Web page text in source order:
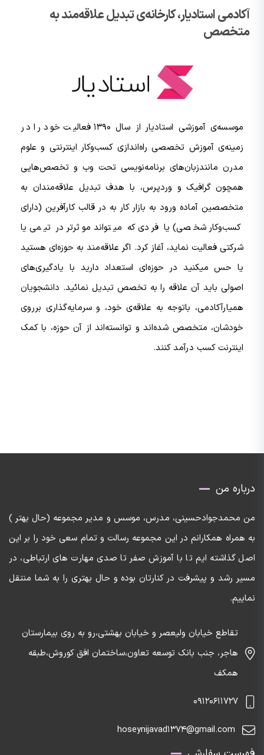
آکادمی استادیار، کارخانه‌ی تبدیل علاقه‌مند به
متخصص
موسسه‌ی آموزشی استادیار از سال ۱۳۹۰ فعالیت خود را در
زمینه‌ی آموزش تخصصی راه‌اندازی کسب‌و‌کار اینترنتی و علوم
مدرن مانندزبان‌های برنامه‌نویسی تحت وب و تخصص‌هایی
همچون گرافیک و وردپرس، با هدف تبدیل علاقه‌مندان به
متخصصین آماده ورود به بازار کار به در قالب کارآفرین (دارای
کسب‌وکار شخصی) یا فردی که میتواند موثرتر در تیمی یا
شرکتی فعالیت نماید، آغاز کرد. اگر علاقه‌مند به حوزه‌ای هستید
یا حس میکنید در حوزه‌ای استعداد دارید با یادگیری‌های
اصولی باید آن علاقه را به تخصص تبدیل نمائید. دانشجویان
همیارآکادمی، باتوجه به علاقه‌ی خود، و سرمایه‌گذاری برروی
خودشان، متخصص شده‌اند و توانسته‌اند از آن حوزه، با کمک
اینترنت کسب درآمد کنند.
درباره من
من محمدجوادحسینی، مدرس، موسس و مدیر مجموعه (حال بهتر )
به همراه همکارانم در این مجموعه رسالت و تمام سعی خود را بر این
اصل گذاشته ایم تا با آموزش صفر تا صدی مهارت های ارتباطی، در
مسیر رشد و پیشرفت در کنارتان بوده و حال بهتری را به شما منتقل
نماییم.
تقاطع خیابان ولیعصر و خیابان بهشتی،رو به روی بیمارستان
هاجر، جنب بانک توسعه تعاون،ساختمان افق کوروش،طبقه
همکف
09120611727
hoseynijavad1374@gmail.com